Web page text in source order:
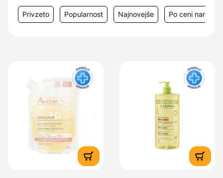
Privzeto Popularnost Najnovejše Po ceni